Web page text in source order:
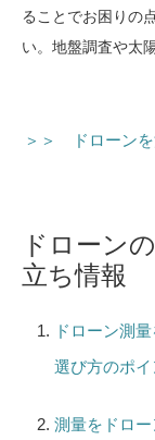
ることでお困りの
い。地盤調査や太
＞＞ ドローンを
ドローン
立ち情報
ドローン測
選び方のポイ
測量をドロ